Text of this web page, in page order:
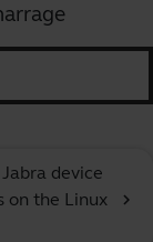
device
on the Linux
chevron_right